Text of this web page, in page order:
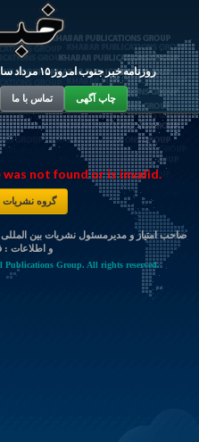
روزنامه خبر جنوب امروز ۱۵ مرداد سال ۱۴۰۵ | روزنامه پربازدید جنوب ایران
تماس با ما چاپ آگهی
not found or is invalid.
گروه نشریات
صاحب امتیاز و مدیرمسئول نشریات بین
و اطلاعات :
Group. All rights reserved.